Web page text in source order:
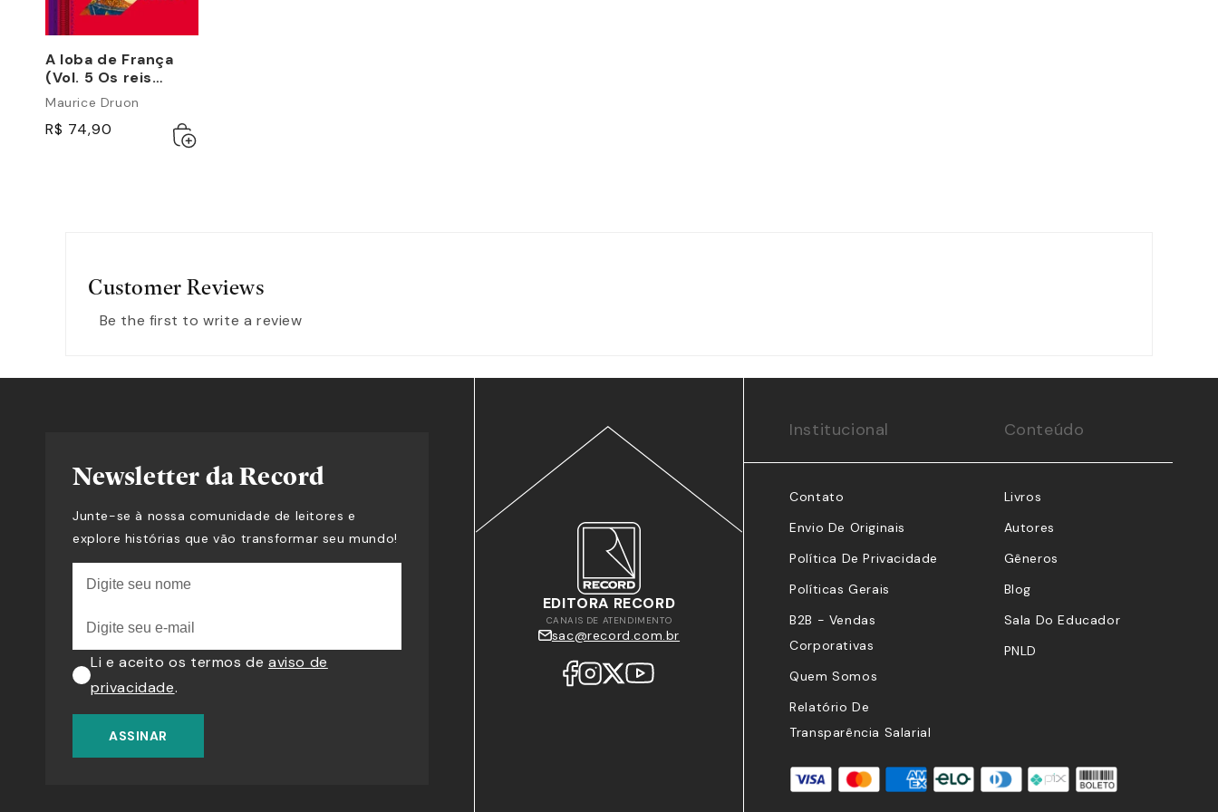
A loba de França
(Vol. 5 Os reis
malditos)
Maurice Druon
R$ 74,90
Adicionar
ao
Esgotado
Customer Reviews
Be the first to write a review
Newsletter da Record
Junte-se à nossa comunidade de leitores e
explore histórias que vão transformar seu mundo!
Li e aceito os termos deaviso de
privacidade.
ASSINAR
EDITORA RECORD
CANAIS DE ATENDIMENTO
sac@record.com.br
Institucional Conteúdo
Contato
Envio De Originais
Política De Privacidade
Políticas Gerais
B2B - Vendas
Corporativas
Quem Somos
Relatório De
Transparência Salarial
Livros
Autores
Gêneros
Blog
Sala Do Educador
PNLD